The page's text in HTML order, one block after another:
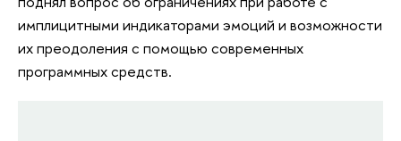
имплицитными индикаторами эмоций и возможности
их преодоления с помощью современных
программных средств.